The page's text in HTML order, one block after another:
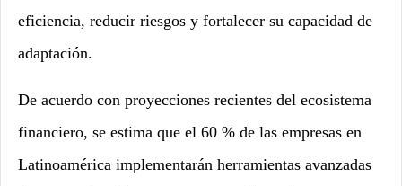
eficiencia, reducir riesgos y fortalecer su capacidad de
adaptación.
De acuerdo con proyecciones recientes del ecosistema
financiero, se estima que el 60 % de las empresas en
Latinoamérica implementarán herramientas avanzadas